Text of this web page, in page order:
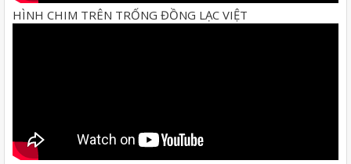
HÌNH CHIM TRÊN TRỐNG ĐỒNG LẠC VIỆT